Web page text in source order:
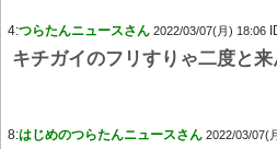
4:つらたんニュースさん 2022/03/07(月) 18:06
キチガイのフリすりゃ二度と
8:はじめのつらたんニュースさん 2022/03/07(